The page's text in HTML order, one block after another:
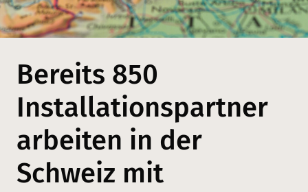
Bereits 850
Installationspartner
arbeiten in der
Schweiz mit